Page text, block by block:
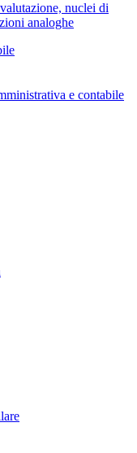
nuclei di
analoghe
e contabile